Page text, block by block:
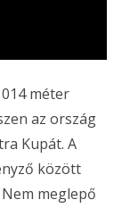
méter
az ország
Kupát. A
között
meglepő